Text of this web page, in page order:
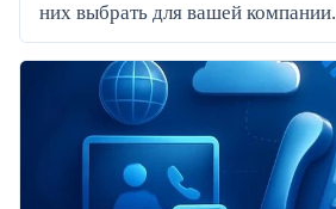
них выбрать для вашей компании.